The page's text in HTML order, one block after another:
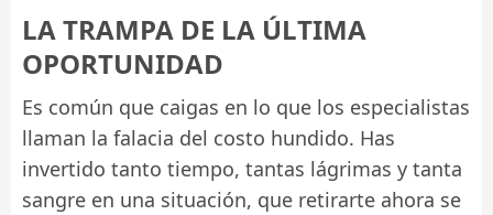
LA TRAMPA DE LA ÚLTIMA
OPORTUNIDAD
Es común que caigas en lo que los especialistas
llaman la falacia del costo hundido. Has
invertido tanto tiempo, tantas lágrimas y tanta
sangre en una situación, que retirarte ahora se